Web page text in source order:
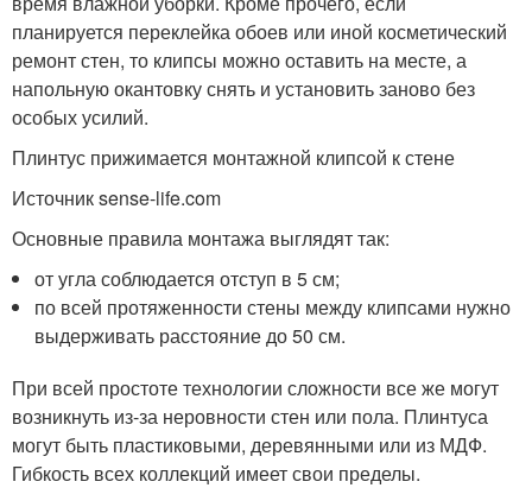
планируется переклейка обоев или иной косметический
ремонт стен, то клипсы можно оставить на месте, а
напольную окантовку снять и установить заново без
особых усилий.
Плинтус прижимается монтажной клипсой к стене
Источник sense-life.com
Основные правила монтажа выглядят так:
от угла соблюдается отступ в 5 см;
по всей протяженности стены между клипсами нужно
выдерживать расстояние до 50 см.
При всей простоте технологии сложности все же могут
возникнуть из-за неровности стен или пола. Плинтуса
могут быть пластиковыми, деревянными или из МДФ.
Гибкость всех коллекций имеет свои пределы.